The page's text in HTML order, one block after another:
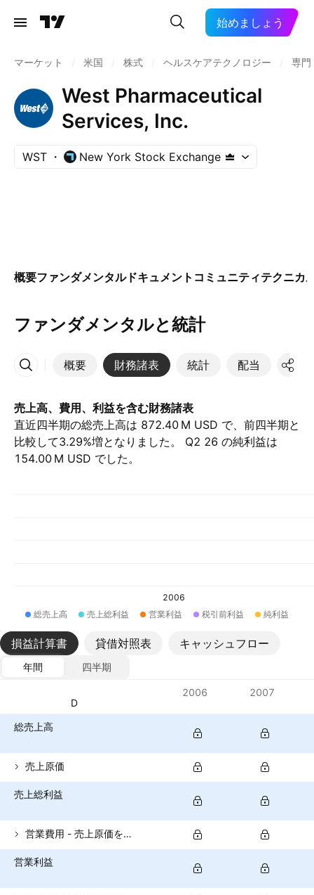
始めましょう
マーケット 米国 株式 ヘルスケアテクノロジー 専門
West Pharmaceutical
Services, Inc.
WST New York Stock Exchange
概要ファンダメンタルドキュメント コミュニティテクニカ
ファンダメンタルと統計
概要 財務諸表 統計 配当 決算
その他
売上高、費用、利益を含む財務諸表
直近四半期の総売上高は ‪872.40 M‬ USD で、前四半期と
比較して3.29%増となりました。 Q2 26 の純利益は
‪154.00 M‬ USD でした。
2006
総売上高
売上総利益 営業利益 税引前利益 純利益
損益計算書 貸借対照表 キャッシュフロー
年間
四半期
通貨: USD
2006 2007
総売上高
売上原価
売上総利益
営業費用 - 売上原価を除く
営業利益